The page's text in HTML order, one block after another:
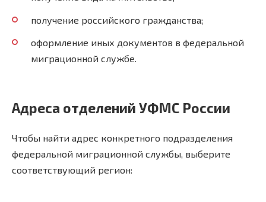
получение российского гражданства;
оформление иных документов в федеральной
миграционной службе.
Адреса отделений УФМС России
Чтобы найти адрес конкретного подразделения
федеральной миграционной службы, выберите
соответствующий регион: